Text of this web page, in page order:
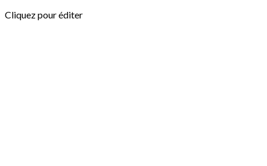
Cliquez pour éditer